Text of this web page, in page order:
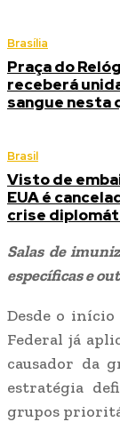
Brasília
Praça do
receberá
sangue
Brasil
Visto de
EUA é
crise
Salas de
específicas e
Desde o início
Federal já
causador da
estratégia
grupos